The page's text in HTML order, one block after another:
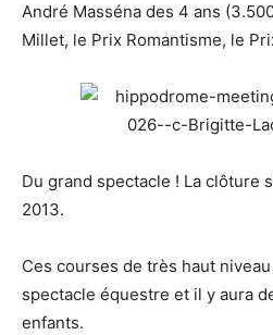
André Masséna des 4 ans
Millet, le Prix Romantisme, le
Du grand spectacle ! La clôture
2013.
Ces courses de très haut
spectacle équestre et il y aura
enfants.